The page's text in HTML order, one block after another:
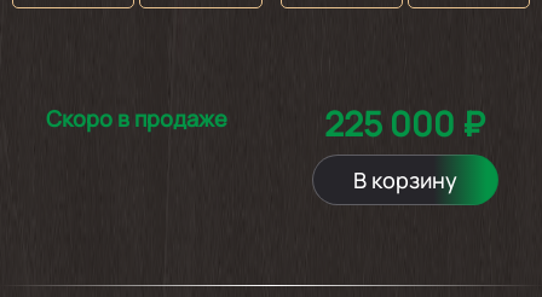
Скоро в продаже 225 000 ₽
В корзину